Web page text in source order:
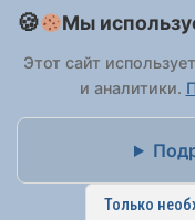
Заявления и обращения
адрес email, не
Федерального
принимаются только:
или лично
Мы
Этот сайт
и аналитики.
Только